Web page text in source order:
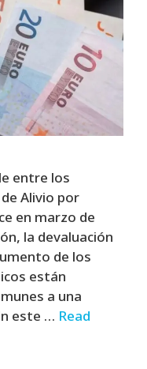
entre los
Alivio por
en marzo de
la devaluación
de los
están
a una
este … Read